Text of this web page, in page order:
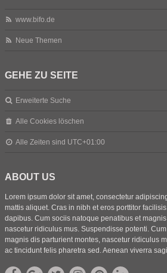
www.bifo.de
Neue Themen
GEHE ZU SEITE
Erweiterte Suche
Alle Cookies löschen
Alle Zeiten sind UTC+01:00
ABOUT US
Lorem ipsum dolor sit amet, consectetur
mattis aliquet. Cras in nibh et eros porttitor
dapibus. Cum sociis natoque penatibus et
nascetur ridiculus mus. Suspendisse potenti.
magnis dis parturient montes, nascetur ridiculus
ac tincidunt felis pharetra sed. Aenean viverra